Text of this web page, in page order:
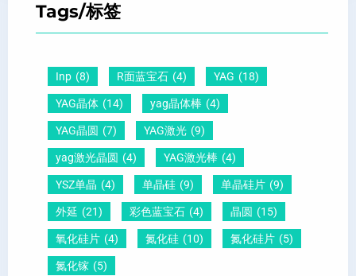
）
因
？
给
你
说
明
晶
向
1
1
0
怎
Tags/标签
Inp (8) R面蓝宝石 (4) YAG (18)
YAG晶体 (14) yag晶体棒 (4)
YAG晶圆 (7) YAG激光 (9)
yag激光晶圆 (4) YAG激光棒 (4)
YSZ单晶 (4) 单晶硅 (9) 单晶硅片 (9)
外延 (21) 彩色蓝宝石 (4) 晶圆 (15)
氧化硅片 (4) 氮化硅 (10) 氮化硅片 (5)
氮化镓 (5)